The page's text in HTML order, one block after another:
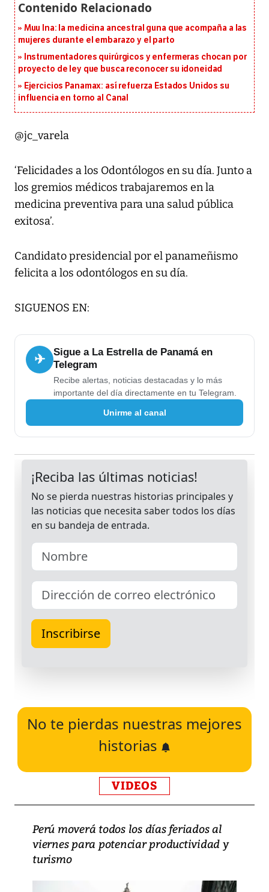
Muu Ina: la medicina ancestral guna que acompaña a las
mujeres durante el embarazo y el parto
Instrumentadores quirúrgicos y enfermeras chocan por
proyecto de ley que busca reconocer su idoneidad
Ejercicios Panamax: así refuerza Estados Unidos su
influencia en torno al Canal
@jc_varela
‘Felicidades a los Odontólogos en su día. Junto a
los gremios médicos trabajaremos en la
medicina preventiva para una salud pública
exitosa’.
Candidato presidencial por el panameñismo
felicita a los odontólogos en su día.
SIGUENOS EN:
✈
Sigue a La Estrella de Panamá en
Telegram
Recibe alertas, noticias destacadas y lo más
importante del día directamente en tu Telegram.
Unirme al canal
No te pierdas nuestras mejores
historias
VIDEOS
Perú moverá todos los días feriados al
viernes para potenciar productividad y
turismo